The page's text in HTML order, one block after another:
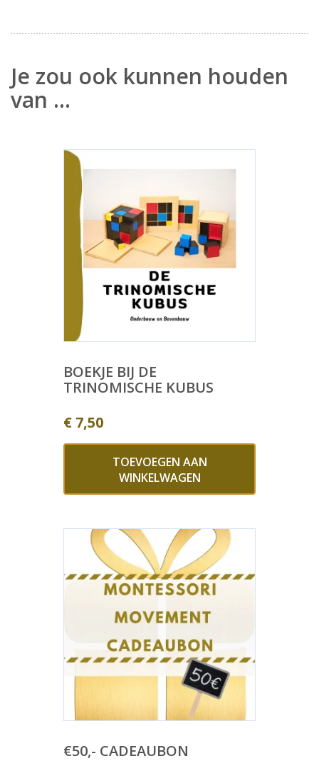
Je zou ook kunnen houden
van …
BOEKJE BIJ DE
TRINOMISCHE KUBUS
€ 7,50
TOEVOEGEN AAN
WINKELWAGEN
€50,- CADEAUBON